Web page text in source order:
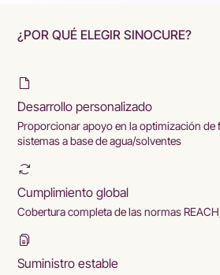
¿POR QUÉ ELEGIR SINOCURE?
Desarrollo personalizado
Proporcionar apoyo en la optimización de
sistemas a base de agua/solventes
Cumplimiento global
Cobertura completa de las normas
Suministro estable